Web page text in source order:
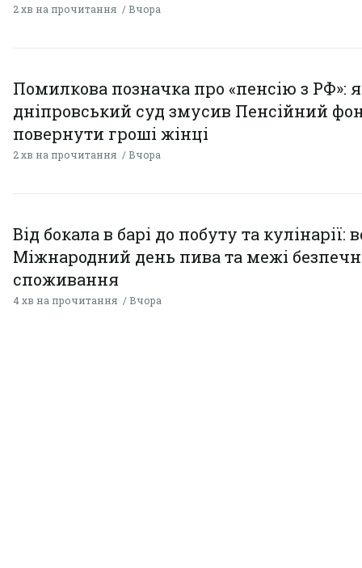
2 хв на прочитання Вчора
Помилкова позначка про «пенсію з РФ»:
дніпровський суд змусив Пенсійний
повернути гроші жінці
2 хв на прочитання Вчора
Від бокала в барі до побуту та кулінарії:
Міжнародний день пива та межі
споживання
4 хв на прочитання Вчора